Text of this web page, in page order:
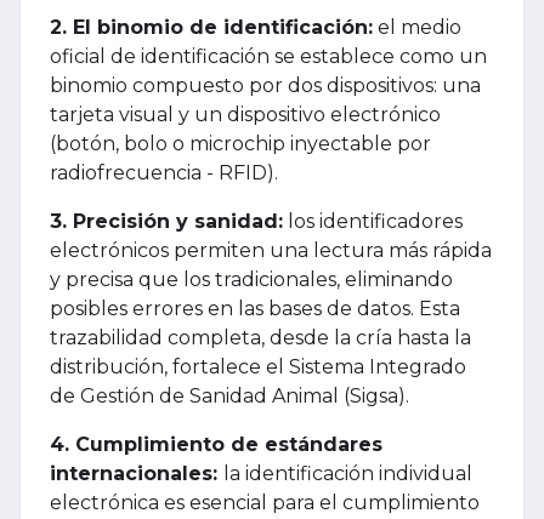
2. El binomio de identificación: el medio
oficial de identificación se establece como un
binomio compuesto por dos dispositivos: una
tarjeta visual y un dispositivo electrónico
(botón, bolo o microchip inyectable por
radiofrecuencia - RFID).
3. Precisión y sanidad: los identificadores
electrónicos permiten una lectura más rápida
y precisa que los tradicionales, eliminando
posibles errores en las bases de datos. Esta
trazabilidad completa, desde la cría hasta la
distribución, fortalece el Sistema Integrado
de Gestión de Sanidad Animal (Sigsa).
4. Cumplimiento de estándares
internacionales: la identificación individual
electrónica es esencial para el cumplimiento